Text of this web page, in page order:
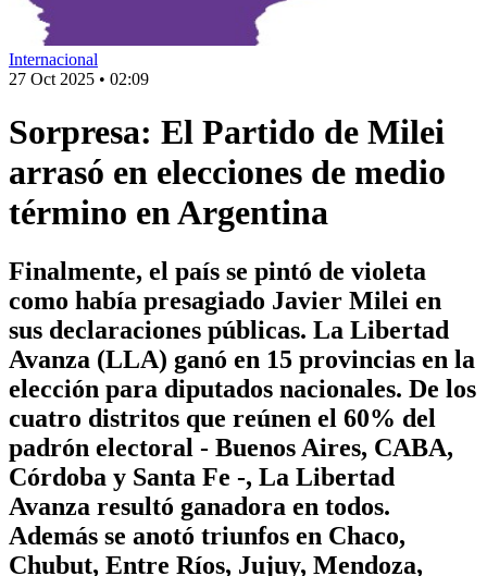
Internacional
27 Oct 2025 • 02:09
Sorpresa: El Partido de Milei
arrasó en elecciones de medio
término en Argentina
Finalmente, el país se pintó de violeta
como había presagiado Javier Milei en
sus declaraciones públicas. La Libertad
Avanza (LLA) ganó en 15 provincias en la
elección para diputados nacionales. De los
cuatro distritos que reúnen el 60% del
padrón electoral - Buenos Aires, CABA,
Córdoba y Santa Fe -, La Libertad
Avanza resultó ganadora en todos.
Además se anotó triunfos en Chaco,
Chubut, Entre Ríos, Jujuy, Mendoza,